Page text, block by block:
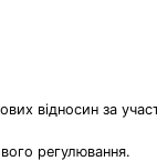
відносин за
регулювання.